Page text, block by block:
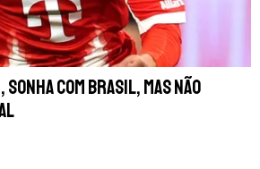
sonha com Brasil, mas não